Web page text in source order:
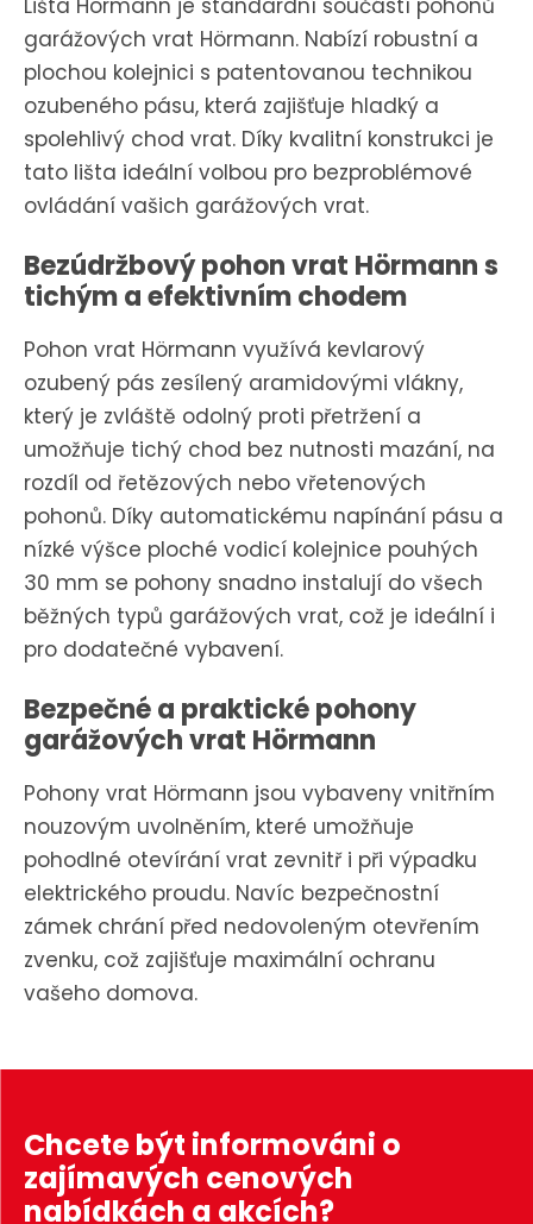
Lišta Hörmann je standardní součástí pohonů
garážových vrat Hörmann. Nabízí robustní a
plochou kolejnici s patentovanou technikou
ozubeného pásu, která zajišťuje hladký a
spolehlivý chod vrat. Díky kvalitní konstrukci je
tato lišta ideální volbou pro bezproblémové
ovládání vašich garážových vrat.
Bezúdržbový pohon vrat Hörmann s
tichým a efektivním chodem
Pohon vrat Hörmann využívá kevlarový
ozubený pás zesílený aramidovými vlákny,
který je zvláště odolný proti přetržení a
umožňuje tichý chod bez nutnosti mazání, na
rozdíl od řetězových nebo vřetenových
pohonů. Díky automatickému napínání pásu a
nízké výšce ploché vodicí kolejnice pouhých
30 mm se pohony snadno instalují do všech
běžných typů garážových vrat, což je ideální i
pro dodatečné vybavení.
Bezpečné a praktické pohony
garážových vrat Hörmann
Pohony vrat Hörmann jsou vybaveny vnitřním
nouzovým uvolněním, které umožňuje
pohodlné otevírání vrat zevnitř i při výpadku
elektrického proudu. Navíc bezpečnostní
zámek chrání před nedovoleným otevřením
zvenku, což zajišťuje maximální ochranu
vašeho domova.
Chcete být informováni o
zajímavých cenových
nabídkách a akcích?